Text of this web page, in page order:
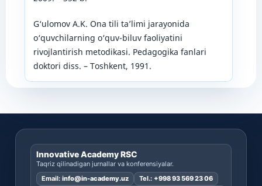
G‘ulomov A.K. Ona tili ta’limi jarayonida
o‘quvchilarning o‘quv-biluv faoliyatini
rivojlantirish metodikasi. Pedagogika fanlari
doktori diss. – Toshkent, 1991.
Innovative Academy RSC
Taqriz qilinadigan jurnallar va konferensiyalar.
Email: info@in-academy.uz Tel.: +998 93 569 23 06